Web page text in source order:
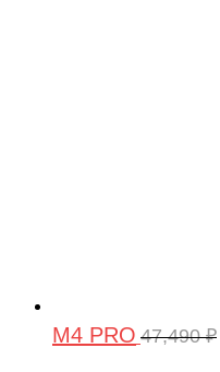
M4 PRO 47,490₽